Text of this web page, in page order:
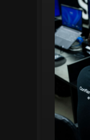
O
de
análise
garantir